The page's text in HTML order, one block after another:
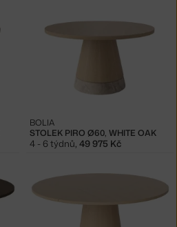
STOLEK PIRO Ø60, WHITE OAK
BOLIA
4 - 6 týdnů, 49 975 Kč